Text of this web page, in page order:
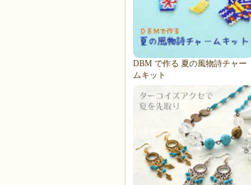
DBM で作る 夏の風物詩チャー
ムキット